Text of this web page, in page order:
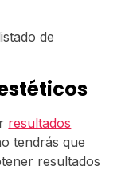
de
resultados
tendrás que
resultados